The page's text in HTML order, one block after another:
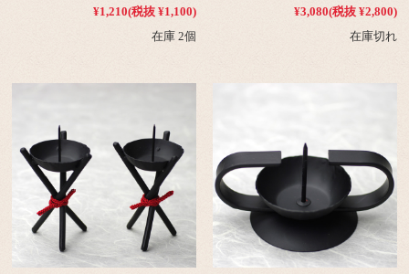
¥1,210(税抜 ¥1,100)
在庫 2個
¥3,080(税抜 ¥2,800)
在庫切れ